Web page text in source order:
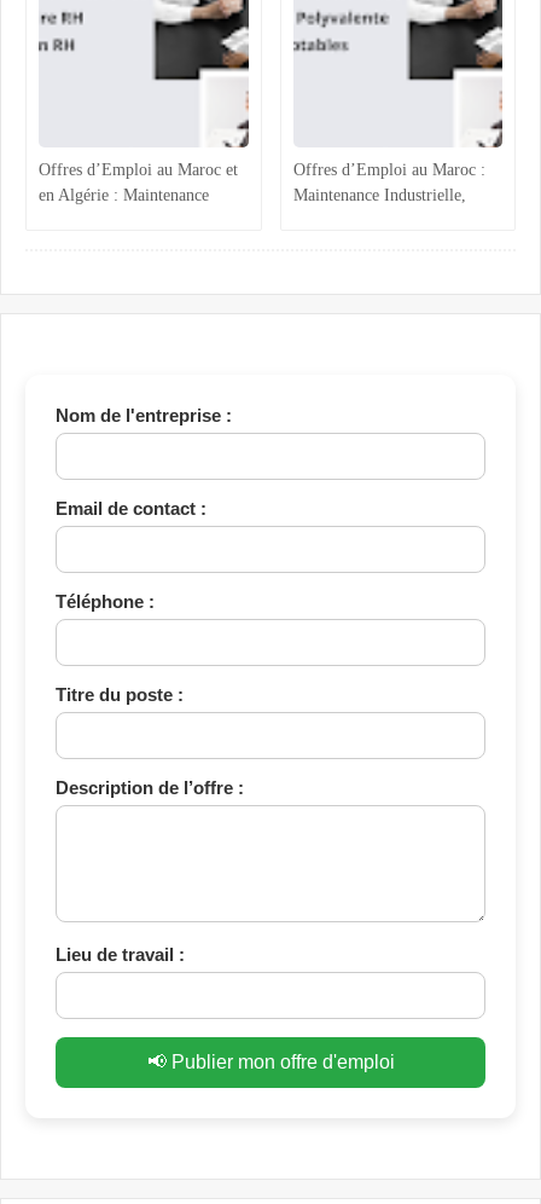
Offres d’Emploi au Maroc et
en Algérie : Maintenance
Offres d’Emploi au Maroc :
Maintenance Industrielle,
Nom de l'entreprise :
Email de contact :
Téléphone :
Titre du poste :
Description de l’offre :
Lieu de travail :
📢 Publier mon offre d'emploi